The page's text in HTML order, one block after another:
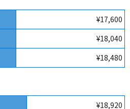
¥17,600
¥18,040
¥18,480
¥18,920